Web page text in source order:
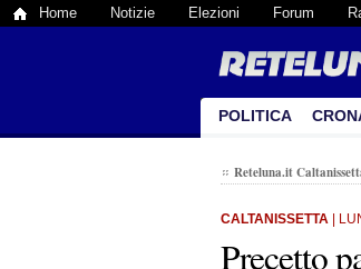
Home Notizie Elezioni Forum
POLITICA
Reteluna.it
CALTANISSETTA |
Precetto